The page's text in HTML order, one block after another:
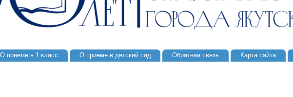
О приеме в 1 класс О приеме в детский сад Обратная связь Карта сайта